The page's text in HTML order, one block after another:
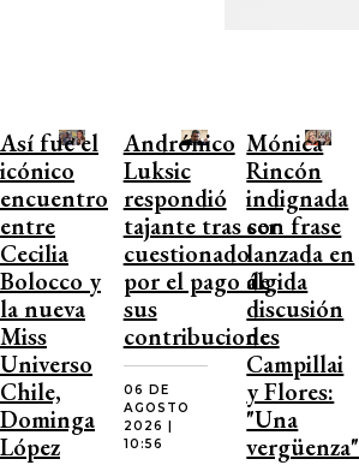
Así fue el
icónico
encuentro
entre
Cecilia
Bolocco y
la nueva
Miss
Universo
Chile,
Dominga
López
Andrónico
Luksic
respondió
tajante tras ser
cuestionado
por el pago de
sus
contribuciones
06 DE
AGOSTO
2026 |
10:56
Mónica
Rincón
indignada
con frase
lanzada en
álgida
discusión
de
Campillai
y Flores:
"Una
vergüenza"